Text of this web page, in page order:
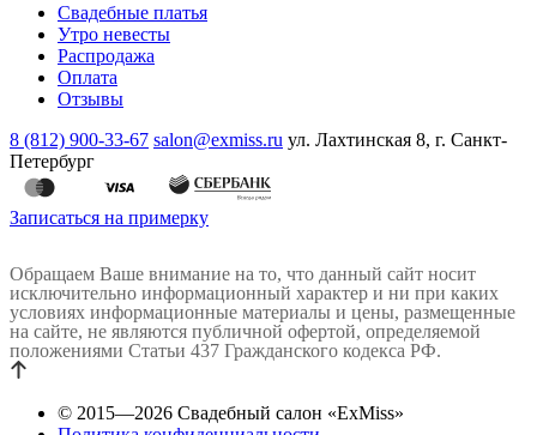
Свадебные платья
Утро невесты
Распродажа
Оплата
Отзывы
8 (812) 900-33-67 salon@exmiss.ru ул. Лахтинская 8, г. Санкт-
Петербург
Записаться на примерку
Обращаем Ваше внимание на то, что данный сайт носит
исключительно информационный характер и ни при каких
условиях информационные материалы и цены, размещенные
на сайте, не являются публичной офертой, определяемой
положениями Статьи 437 Гражданского кодекса РФ.
© 2015—2026 Свадебный салон «ExMiss»